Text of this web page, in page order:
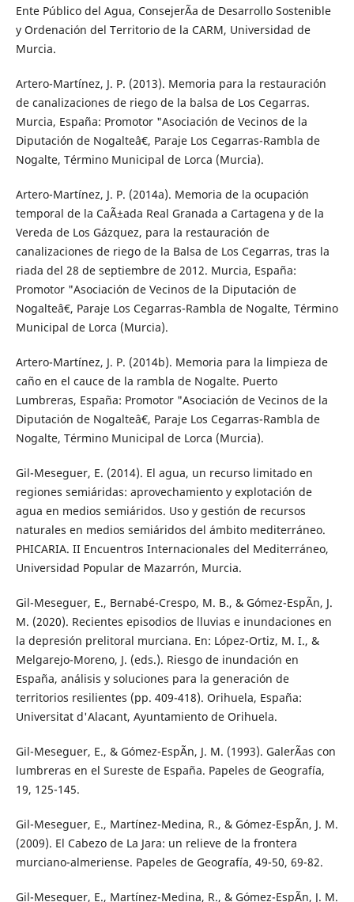
Ente Público del Agua, ConsejerÃ­a de Desarrollo Sostenible
y Ordenación del Territorio de la CARM, Universidad de
Murcia.
Artero-Martínez, J. P. (2013). Memoria para la restauración
de canalizaciones de riego de la balsa de Los Cegarras.
Murcia, España: Promotor "Asociación de Vecinos de la
Diputación de Nogalteâ€, Paraje Los Cegarras-Rambla de
Nogalte, Término Municipal de Lorca (Murcia).
Artero-Martínez, J. P. (2014a). Memoria de la ocupación
temporal de la CaÃ±ada Real Granada a Cartagena y de la
Vereda de Los Gázquez, para la restauración de
canalizaciones de riego de la Balsa de Los Cegarras, tras la
riada del 28 de septiembre de 2012. Murcia, España:
Promotor "Asociación de Vecinos de la Diputación de
Nogalteâ€, Paraje Los Cegarras-Rambla de Nogalte, Término
Municipal de Lorca (Murcia).
Artero-Martínez, J. P. (2014b). Memoria para la limpieza de
caño en el cauce de la rambla de Nogalte. Puerto
Lumbreras, España: Promotor "Asociación de Vecinos de la
Diputación de Nogalteâ€, Paraje Los Cegarras-Rambla de
Nogalte, Término Municipal de Lorca (Murcia).
Gil-Meseguer, E. (2014). El agua, un recurso limitado en
regiones semiáridas: aprovechamiento y explotación de
agua en medios semiáridos. Uso y gestión de recursos
naturales en medios semiáridos del ámbito mediterráneo.
PHICARIA. II Encuentros Internacionales del Mediterráneo,
Universidad Popular de Mazarrón, Murcia.
Gil-Meseguer, E., Bernabé-Crespo, M. B., & Gómez-EspÃ­n, J.
M. (2020). Recientes episodios de lluvias e inundaciones en
la depresión prelitoral murciana. En: López-Ortiz, M. I., &
Melgarejo-Moreno, J. (eds.). Riesgo de inundación en
España, análisis y soluciones para la generación de
territorios resilientes (pp. 409-418). Orihuela, España:
Universitat d'Alacant, Ayuntamiento de Orihuela.
Gil-Meseguer, E., & Gómez-EspÃ­n, J. M. (1993). GalerÃ­as con
lumbreras en el Sureste de España. Papeles de Geografía,
19, 125-145.
Gil-Meseguer, E., Martínez-Medina, R., & Gómez-EspÃ­n, J. M.
(2009). El Cabezo de La Jara: un relieve de la frontera
murciano-almeriense. Papeles de Geografía, 49-50, 69-82.
Gil-Meseguer, E., Martínez-Medina, R., & Gómez-EspÃ­n, J. M.